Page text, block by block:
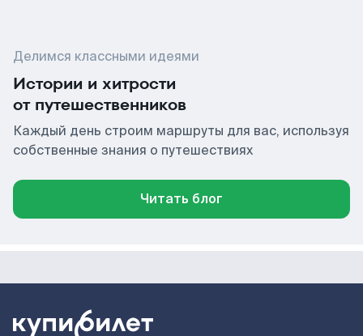
Делимся классными идеями
Истории и хитрости
от путешественников
Каждый день строим маршруты для вас, используя
собственные знания о путешествиях
Читать блог